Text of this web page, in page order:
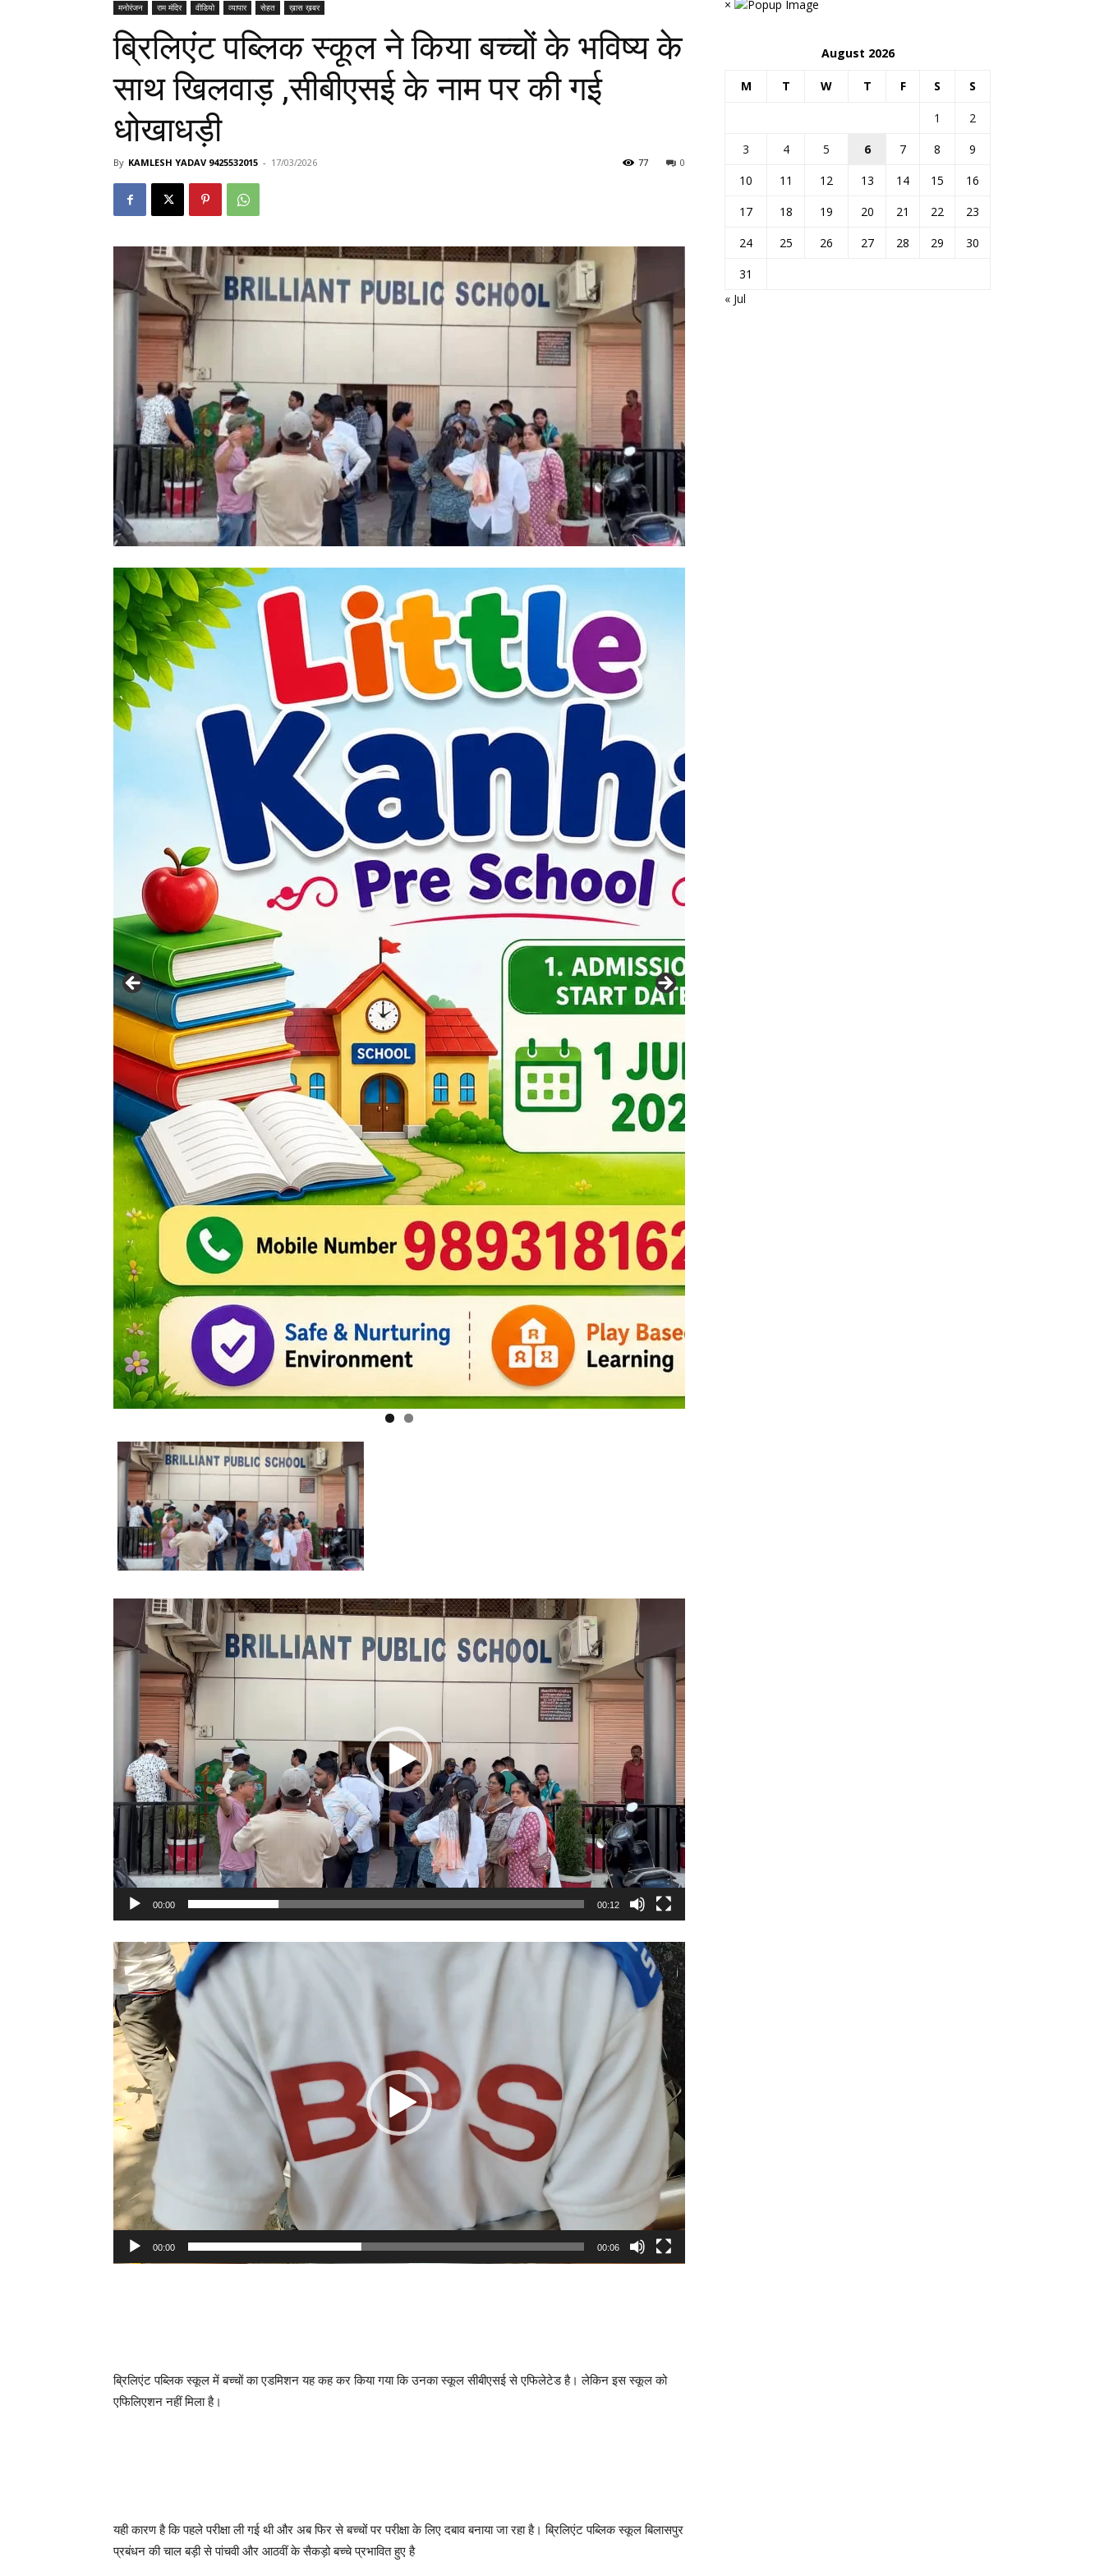
मनोरंजन
राम मंदिर वीडियो व्यापार सेहत ख़ास ख़बर
ब्रिलिएंट पब्लिक स्कूल ने किया बच्चों के भविष्य के
साथ खिलवाड़ ,सीबीएसई के नाम पर की गई
धोखाधड़ी
By KAMLESH YADAV 9425532015 - 17/03/2026 0
77
Video
Player
00:00 00:12
Video
Player
00:00 00:06
ब्रिलिएंट पब्लिक स्कूल में बच्चों का एडमिशन यह कह कर किया गया कि उनका स्कूल सीबीएसई से एफिलेटेड है। लेकिन इस स्कूल को
एफिलिएशन नहीं मिला है।
यही कारण है कि पहले परीक्षा ली गई थी और अब फिर से बच्चों पर परीक्षा के लिए दबाव बनाया जा रहा है। ब्रिलिएंट पब्लिक स्कूल बिलासपुर
प्रबंधन की चाल बड़ी से पांचवी और आठवीं के सैकड़ो बच्चे प्रभावित हुए है
×
August 2026
M T W T F S S
1
2
3
4 5 6 7 8
9
10
11 12 13 14 15
16
17
18 19 20 21 22
23
24
25 26 27 28 29
30
31
« Jul